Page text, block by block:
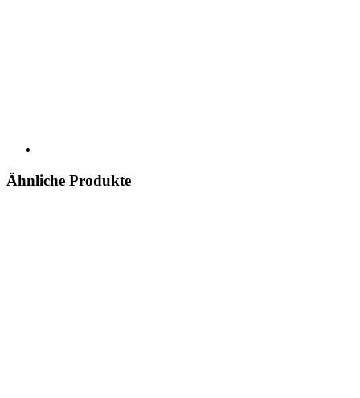
Ähnliche Produkte